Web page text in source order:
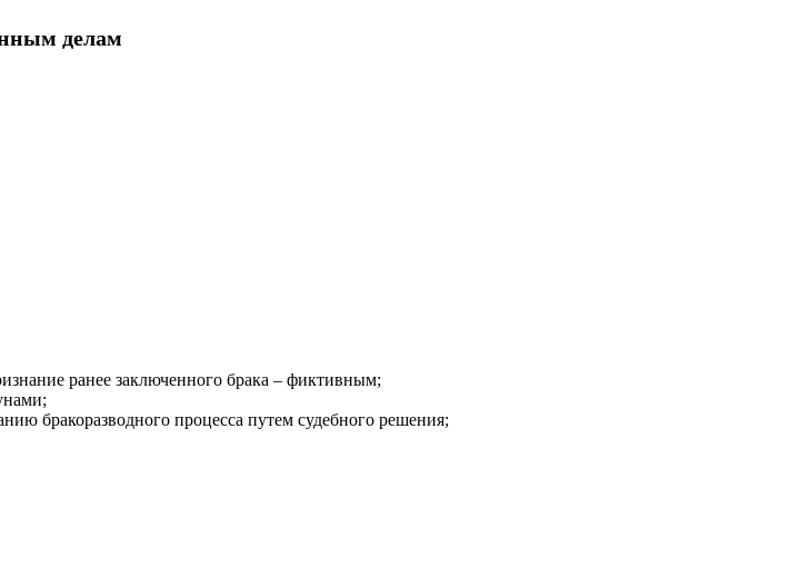
делам
ранее заключенного брака – фиктивным;
бракоразводного процесса путем судебного решения;